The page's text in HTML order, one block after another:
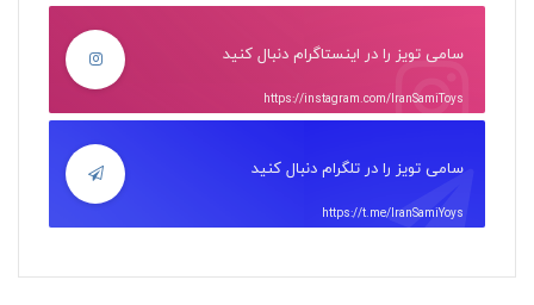
سامی تویز را در اینستاگرام دنبال کنید
https://instagram.com/IranSamiToys
سامی تویز را در تلگرام دنبال کنید
https://t.me/IranSamiYoys